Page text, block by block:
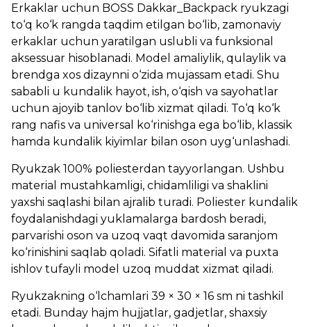
Erkaklar uchun BOSS Dakkar_Backpack ryukzagi
to‘q ko‘k rangda taqdim etilgan bo‘lib, zamonaviy
erkaklar uchun yaratilgan uslubli va funksional
aksessuar hisoblanadi. Model amaliylik, qulaylik va
brendga xos dizaynni o‘zida mujassam etadi. Shu
sababli u kundalik hayot, ish, o‘qish va sayohatlar
uchun ajoyib tanlov bo‘lib xizmat qiladi. To‘q ko‘k
rang nafis va universal ko‘rinishga ega bo‘lib, klassik
hamda kundalik kiyimlar bilan oson uyg‘unlashadi.
Ryukzak 100% poliesterdan tayyorlangan. Ushbu
material mustahkamligi, chidamliligi va shaklini
yaxshi saqlashi bilan ajralib turadi. Poliester kundalik
foydalanishdagi yuklamalarga bardosh beradi,
parvarishi oson va uzoq vaqt davomida saranjom
ko‘rinishini saqlab qoladi. Sifatli material va puxta
ishlov tufayli model uzoq muddat xizmat qiladi.
Ryukzakning o‘lchamlari 39 × 30 × 16 sm ni tashkil
etadi. Bunday hajm hujjatlar, gadjetlar, shaxsiy